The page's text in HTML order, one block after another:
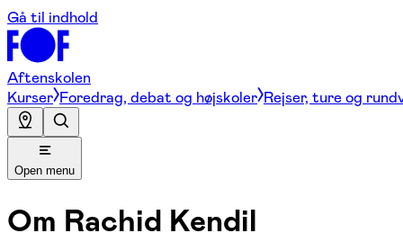
Gå til indhold
Aftenskolen
Kurser Foredrag, debat og højskoler Rejser, ture og
Open menu
Om Rachid Kendil